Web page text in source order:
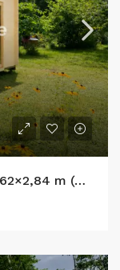
Pavėsinė su uždara zona “Ema” 5,62×2,84 m (44 mm)